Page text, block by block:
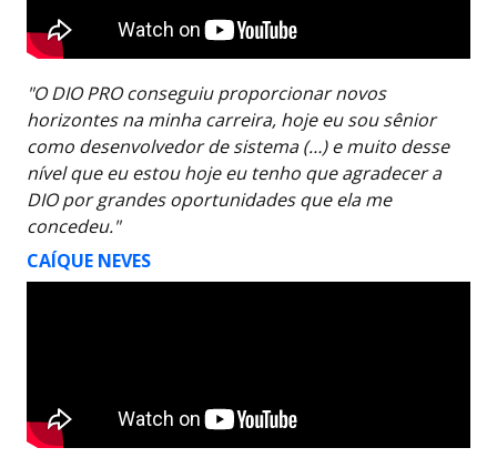
"O DIO PRO conseguiu proporcionar novos
horizontes na minha carreira, hoje eu sou sênior
como desenvolvedor de sistema (…) e muito desse
nível que eu estou hoje eu tenho que agradecer a
DIO por grandes oportunidades que ela me
concedeu."
CAÍQUE NEVES